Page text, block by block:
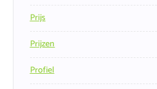
Prijs
Prijzen
Profiel